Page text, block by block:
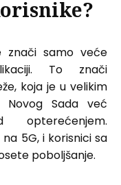
znači samo veće
To znači
koja je u velikim
Sada već
5G, i korisnici sa
poboljšanje.